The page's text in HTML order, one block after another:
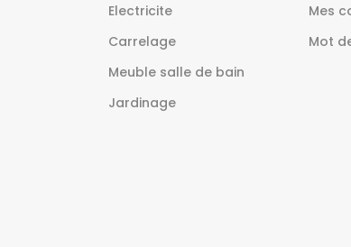
Electricite
Carrelage
Meuble salle de bain
Jardinage
Mes
Mot